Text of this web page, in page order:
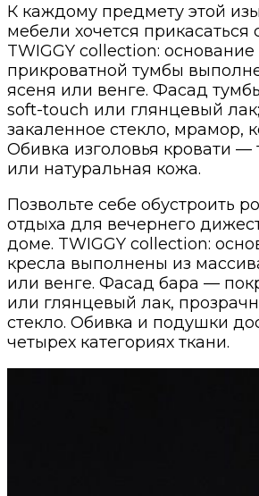
К каждому предмету этой
мебели хочется прикасаться
TWIGGY collection: основание
прикроватной тумбы
ясеня или венге. Фасад
soft-touch или глянцевый
закаленное стекло, мрамор,
Обивка изголовья кровати —
или натуральная кожа.
Позвольте себе обустроить
отдыха для вечернего
доме. TWIGGY collection:
кресла выполнены из
или венге. Фасад бара —
или глянцевый лак,
стекло. Обивка и подушки
четырех категориях ткани.